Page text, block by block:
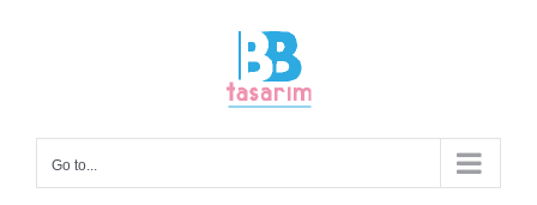
Go to...